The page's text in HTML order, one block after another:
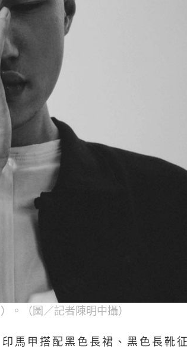
。（圖／記者陳明中攝）
印馬甲搭配黑色長裙、黑色長靴